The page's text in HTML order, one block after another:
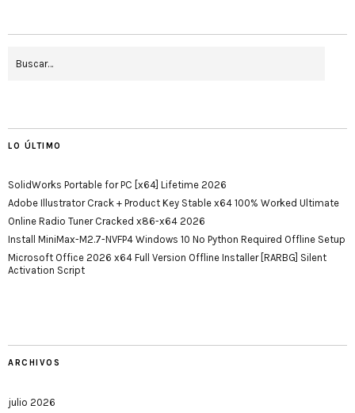
LO ÚLTIMO
SolidWorks Portable for PC [x64] Lifetime 2026
Adobe Illustrator Crack + Product Key Stable x64 100% Worked Ultimate
Online Radio Tuner Cracked x86-x64 2026
Install MiniMax-M2.7-NVFP4 Windows 10 No Python Required Offline Setup
Microsoft Office 2026 x64 Full Version Offline Installer [RARBG] Silent
Activation Script
ARCHIVOS
julio 2026